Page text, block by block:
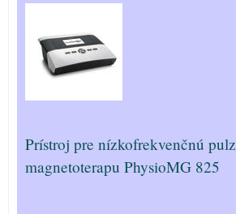
Prístroj pre nízkofrekvenčnú
magnetoterapu PhysioMG 825